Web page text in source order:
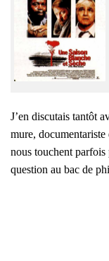
J’en dis­cu­tais tan­tôt
mure,
nous touchent par­fois
ques­tion au bac de